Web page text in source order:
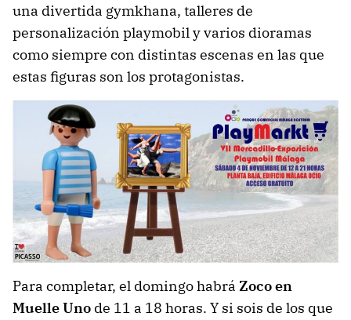
una divertida gymkhana, talleres de
personalización playmobil y varios dioramas
como siempre con distintas escenas en las que
estas figuras son los protagonistas.
Para completar, el domingo habrá Zoco en
Muelle Uno de 11 a 18 horas. Y si sois de los que